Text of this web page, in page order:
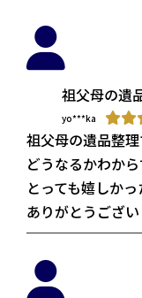
祖父母の遺
どうなるか
ありがとう
yo***ka
祖父母の遺品整
どうなるかわか
とっても嬉しかっ
ありがとうござ